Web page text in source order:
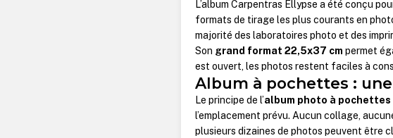
L’album Carpentras Ellypse a été conçu
formats de tirage les plus courants en
majorité des laboratoires photo et des
Son grand format 22,5x37 cm permet
est ouvert, les photos restent faciles à
Album à pochettes :
Le principe de l’album photo à pochettes
l’emplacement prévu. Aucun collage,
plusieurs dizaines de photos peuvent être